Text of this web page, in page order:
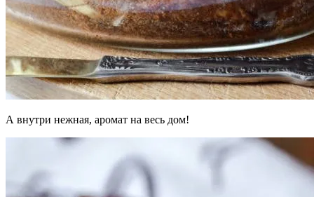
А внутри нежная, аромат на весь дом!